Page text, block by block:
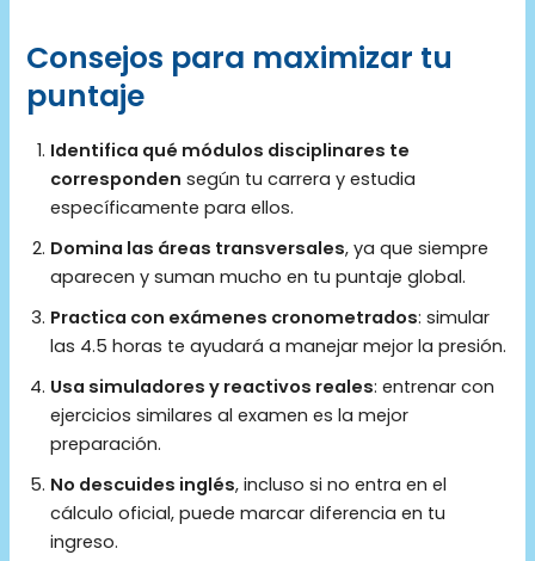
Consejos para maximizar tu
puntaje
Identifica qué módulos disciplinares te
corresponden según tu carrera y estudia
específicamente para ellos.
Domina las áreas transversales, ya que siempre
aparecen y suman mucho en tu puntaje global.
Practica con exámenes cronometrados: simular
las 4.5 horas te ayudará a manejar mejor la presión.
Usa simuladores y reactivos reales: entrenar con
ejercicios similares al examen es la mejor
preparación.
No descuides inglés, incluso si no entra en el
cálculo oficial, puede marcar diferencia en tu
ingreso.